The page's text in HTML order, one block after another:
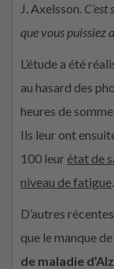
J. Axelsson.
que vous puissiez
L’étude a été
au hasard des
heures de
Ils leur ont
100 leur état de
niveau de fatigue.
D’autres
que le manque
de maladie